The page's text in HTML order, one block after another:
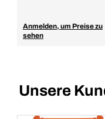
Anmelden, um Preise zu
sehen
Unsere